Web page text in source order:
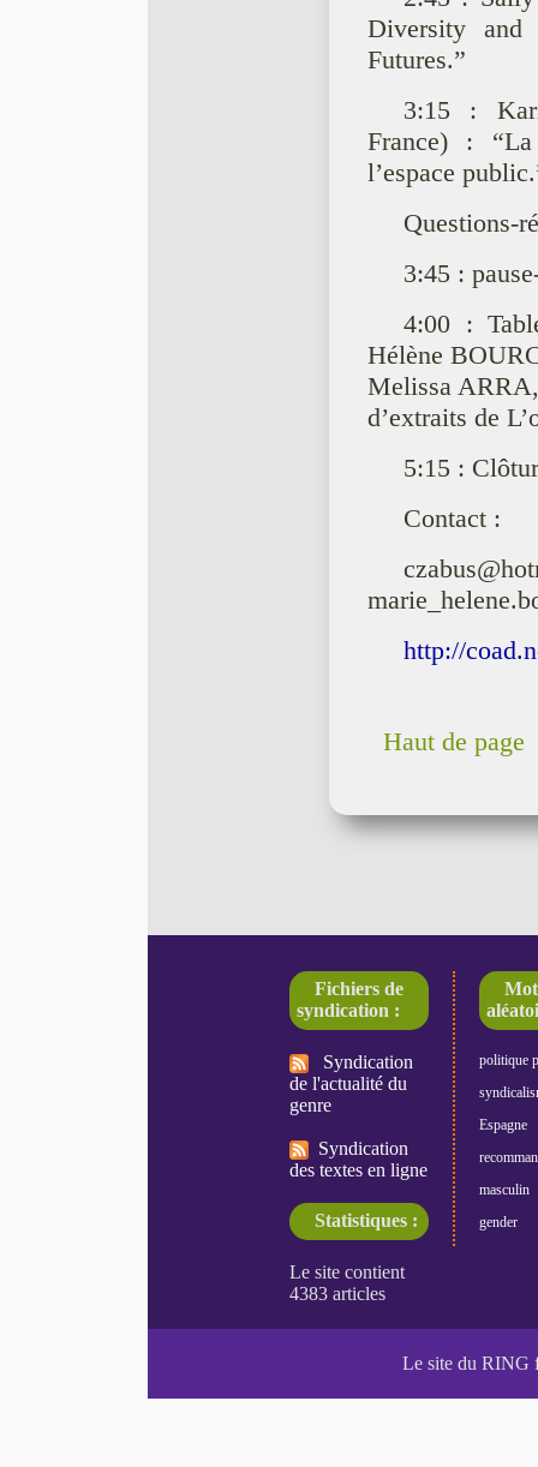
Diversity and
Futures.”
3:15 :
France) :
l’espace
Questions-
3:45 :
4:00 :
Hélène
Melissa
d’extraits de
5:15 :
Contact :
http://
Haut de page
Fichiers de
syndication :
Syndication
de l'actualité du
genre
Syndication
des textes en ligne
Statistiques :
politique
Espagne
masculin
gender
Le site du RING